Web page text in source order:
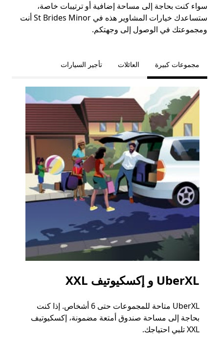
سواء كنت بحاجة إلى مساحة إضافية أو ترتيبات خاصة،
ستساعدك خيارات المشاوير هذه في St Brides Minor أنت
ومجموعتك في الوصول إلى وجهتكم.
مجموعات كبيرة العائلات تأجير السيارات
UberXL و إكسكيوتيف XXL
UberXL متاحة للمجموعات حتى 6 أشخاص. إذا كنت
بحاجة إلى مساحة صندوق أمتعة مضمونة، إكسكيوتيف
XXL تلبي احتياجك.